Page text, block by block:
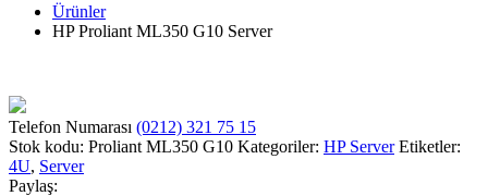
Ürünler
HP Proliant ML350 G10 Server
Telefon Numarası (0212) 321 75 15
Stok kodu: Proliant ML350 G10 Kategoriler: HP Server Etiketler:
4U, Server
Paylaş: